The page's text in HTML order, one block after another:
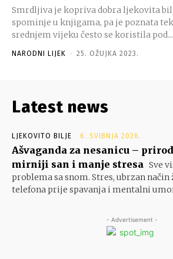
Smrdljiva je kopriva dobra ljekovita
spominje u knjigama, pa je poznata
srednjem vijeku često se koristila pod...
NARODNI LIJEK - 25. OŽUJKA 2023.
Latest news
LJEKOVITO BILJE 6. SVIBNJA 2026.
Ašvaganda za nesanicu –
mirniji san i manje stresa Sve
problema sa snom. Stres, ubrzan
telefona prije spavanja i mentalni
- Advertisement -